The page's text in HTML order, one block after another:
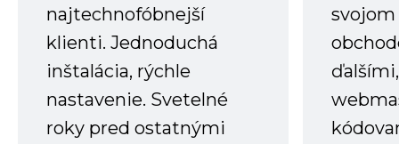
najtechnofóbnejší
klienti. Jednoduchá
inštalácia, rýchle
nastavenie. Svetelné
roky pred ostatnými